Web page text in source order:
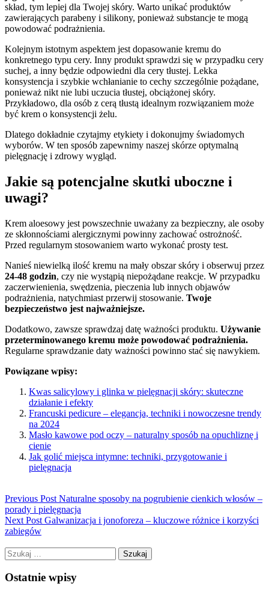
skład, tym lepiej dla Twojej skóry. Warto unikać produktów
zawierających parabeny i silikony, ponieważ substancje te mogą
powodować podrażnienia.
Kolejnym istotnym aspektem jest dopasowanie kremu do
konkretnego typu cery. Inny produkt sprawdzi się w przypadku cery
suchej, a inny będzie odpowiedni dla cery tłustej. Lekka
konsystencja i szybkie wchłanianie to cechy szczególnie pożądane,
ponieważ nikt nie lubi uczucia tłustej, obciążonej skóry.
Przykładowo, dla osób z cerą tłustą idealnym rozwiązaniem może
być krem o konsystencji żelu.
Dlatego dokładnie czytajmy etykiety i dokonujmy świadomych
wyborów. W ten sposób zapewnimy naszej skórze optymalną
pielęgnację i zdrowy wygląd.
Jakie są potencjalne skutki uboczne i
uwagi?
Krem aloesowy jest powszechnie uważany za bezpieczny, ale osoby
ze skłonnościami alergicznymi powinny zachować ostrożność.
Przed regularnym stosowaniem warto wykonać prosty test.
Nanieś niewielką ilość kremu na mały obszar skóry i obserwuj przez
24-48 godzin, czy nie wystąpią niepożądane reakcje. W przypadku
zaczerwienienia, swędzenia, pieczenia lub innych objawów
podrażnienia, natychmiast przerwij stosowanie. Twoje
bezpieczeństwo jest najważniejsze.
Dodatkowo, zawsze sprawdzaj datę ważności produktu. Używanie
przeterminowanego kremu może powodować podrażnienia.
Regularne sprawdzanie daty ważności powinno stać się nawykiem.
Powiązane wpisy:
Kwas salicylowy i glinka w pielęgnacji skóry: skuteczne
działanie i efekty
Francuski pedicure – elegancja, techniki i nowoczesne trendy
na 2024
Masło kawowe pod oczy – naturalny sposób na opuchliznę i
cienie
Jak golić miejsca intymne: techniki, przygotowanie i
pielęgnacja
Previous Post Naturalne sposoby na pogrubienie cienkich włosów –
porady i pielęgnacja
Next Post Galwanizacja i jonoforeza – kluczowe różnice i korzyści
zabiegów
Szukaj:
Ostatnie wpisy